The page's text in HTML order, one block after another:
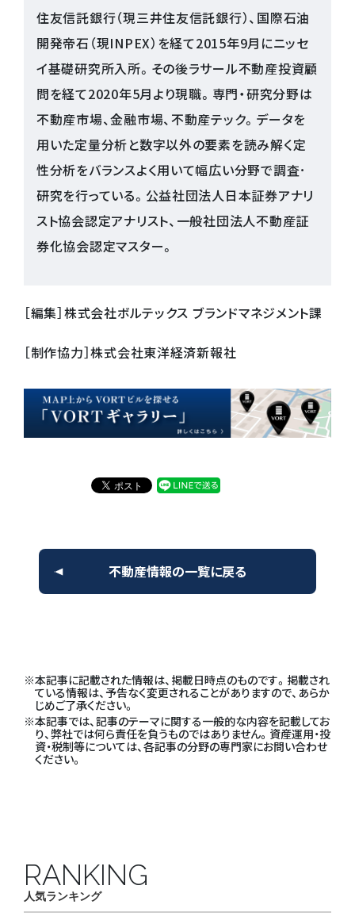
住友信託銀行（現三井住友信託銀行）、国際石油
開発帝石（現INPEX）を経て2015年9月にニッセ
イ基礎研究所入所。その後ラサール不動産投資顧
問を経て2020年5月より現職。専門・研究分野は
不動産市場、金融市場、不動産テック。データを
用いた定量分析と数字以外の要素を読み解く定
性分析をバランスよく用いて幅広い分野で調査･
研究を行っている。公益社団法人日本証券アナリ
スト協会認定アナリスト、一般社団法人不動産証
券化協会認定マスター。
［編集］株式会社ボルテックス ブランドマネジメント課
［制作協力］株式会社東洋経済新報社
不動産情報の一覧に戻る
本記事に記載された情報は、掲載日時点のものです。掲載され
ている情報は、予告なく変更されることがありますので、あらか
じめご了承ください。
本記事では、記事のテーマに関する一般的な内容を記載してお
り、弊社では何ら責任を負うものではありません。資産運用・投
資・税制等については、各記事の分野の専門家にお問い合わせ
ください。
人気ランキング
RANKING